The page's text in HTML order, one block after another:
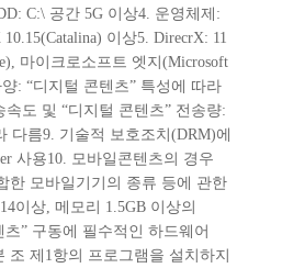
C:\ 공간 5G 이상4. 운영체제:
이상5. DirecrX: 11
마이크로소프트 엣지(Microsoft
: “디지털 콘텐츠” 특성에 따라
도 및 “디지털 콘텐츠” 전송량:
다름9. 기술적 보호조치(DRM)에
사용10. 모바일콘텐츠의 경우
한 모바일기기의 종류 등에 관한
이상, 메모리 1.5GB 이상의
” 구동에 필수적인 하드웨어
제1항의 프로그램을 설치하지